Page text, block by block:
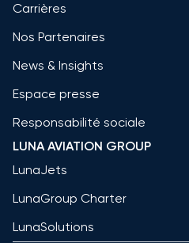
Carrières
Nos Partenaires
News & Insights
Espace presse
Responsabilité sociale
LUNA AVIATION GROUP
LunaJets
LunaGroup Charter
LunaSolutions